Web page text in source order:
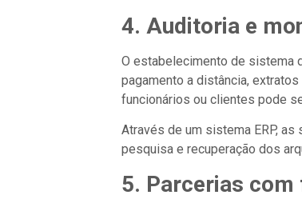
4. Auditoria e
O estabelecimento de sistema
pagamento a distância,
funcionários ou clientes pode
Através de um sistema ERP,
pesquisa e recuperação dos
5. Parcerias